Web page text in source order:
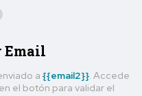
Email
a {{email2}} . Accede
el botón para validar el